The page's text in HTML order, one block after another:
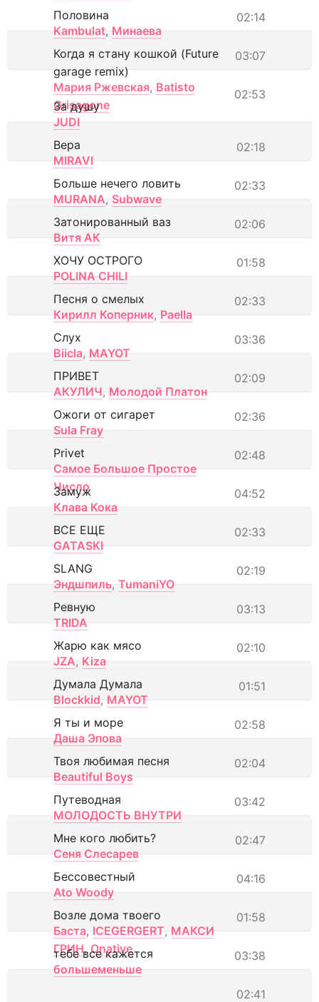
02:14
Половина
Kambulat, Минаева
03:07
Когда я стану кошкой (Future
garage remix)
Мария Ржевская, Batisto
Grisagone
02:53
За душу
JUDI
02:18
Вера
MIRAVI
02:33
Больше нечего ловить
MURANA, Subwave
02:06
Затонированный ваз
Витя АК
01:58
ХОЧУ ОСТРОГО
POLINA CHILI
02:33
Песня о смелых
Кирилл Коперник, Paella
03:36
Слух
Biicla, MAYOT
02:09
ПРИВЕТ
АКУЛИЧ, Молодой Платон
02:36
Ожоги от сигарет
Sula Fray
02:48
Privet
Самое Большое Простое
Число
04:52
Замуж
Клава Кока
02:33
ВСЕ ЕЩЕ
GATASKI
02:19
SLANG
Эндшпиль, TumaniYO
03:13
Ревную
TRIDA
02:10
Жарю как мясо
JZA, Kiza
01:51
Думала Думала
Blockkid, MAYOT
02:58
Я ты и море
Даша Эпова
02:04
Твоя любимая песня
Beautiful Boys
03:42
Путеводная
МОЛОДОСТЬ ВНУТРИ
02:47
Мне кого любить?
Сеня Слесарев
04:16
Бессовестный
Ato Woody
01:58
Возле дома твоего
Баста, ICEGERGERT, МАКСИ
ГРИН, Onative 03:38
тебе все кажется
большеменьше
02:41